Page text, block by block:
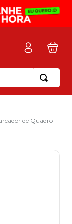
de Quadro